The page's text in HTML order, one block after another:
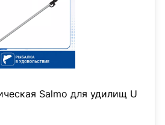
Salmo для удилищ U